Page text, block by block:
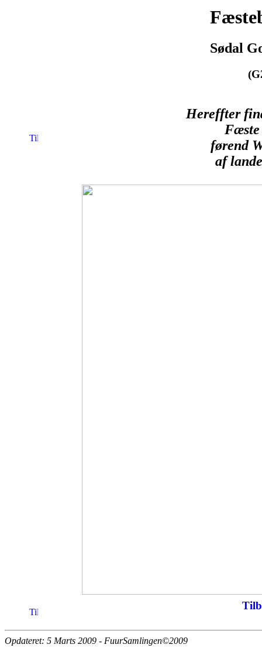
Sødal
Hereffter
førend
af
Opdateret: 5 Marts 2009 - FuurSamlingen©2009